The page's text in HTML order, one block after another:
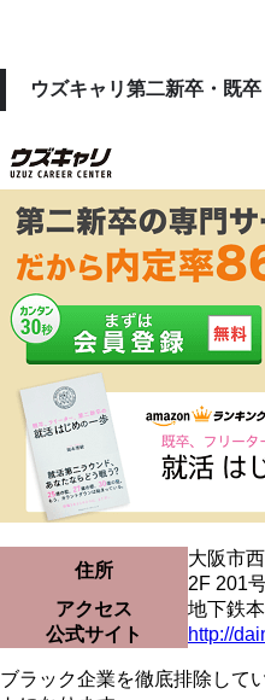
ウズキャリ第二新卒・既卒
住所
大阪市
2F 201
アクセス
地下鉄
公式サイト
http://
ブラック企業を徹底排除して